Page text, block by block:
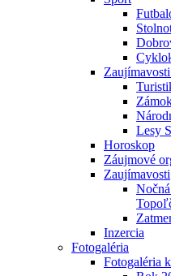
Lesy
Horoskop
Záujmové
Zaujímavosti
Inzercia
Fotogaléria
Fotogaléria